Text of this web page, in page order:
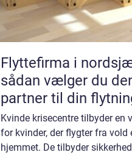
Flyttefirma i
sådan vælger du
partner til din
Kvinde krisecentre tilbyder en
for kvinder, der flygter fra vold
hjemmet. De tilbyder